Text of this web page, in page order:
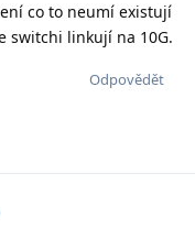
co to neumí existují
switchi linkují na 10G.
Odpovědět